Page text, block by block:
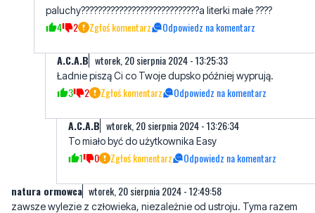
A.C.A.B wtorek, 20 sierpnia 2024 - 13:25:33
Ładnie piszą Ci co Twoje dupsko później wyprują.
A.C.A.B wtorek, 20 sierpnia 2024 - 13:26:34
To miało być do użytkownika Easy
natura ormowca wtorek, 20 sierpnia 2024 - 12:49:58
zawsze wylezie z człowieka, niezależnie od ustroju. Tyma razem
4 5 Zgłoś komentarz Odpowiedz na komentarz